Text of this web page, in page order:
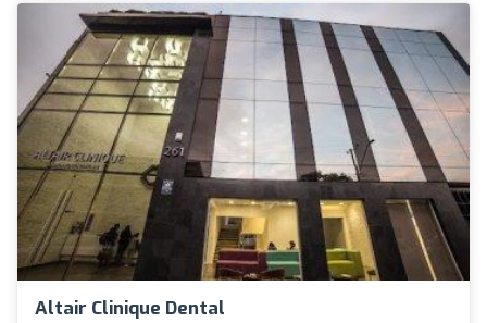
Altair Clinique Dental